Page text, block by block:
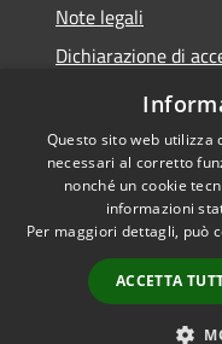
Note legali
Dichiarazione di
Piano di
Accessibilità
Questo sito web
necessari al corretto
nonché un cookie
informazioni
Per maggiori dettagli, può
ACCETTA